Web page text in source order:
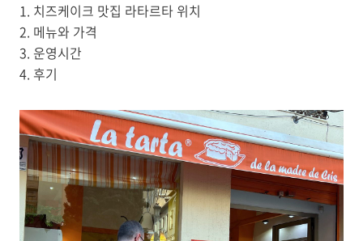
1. 치즈케이크 맛집 라타르타 위치
2. 메뉴와 가격
3. 운영시간
4. 후기